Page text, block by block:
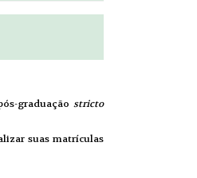
graduaçãostricto
suas matrículas